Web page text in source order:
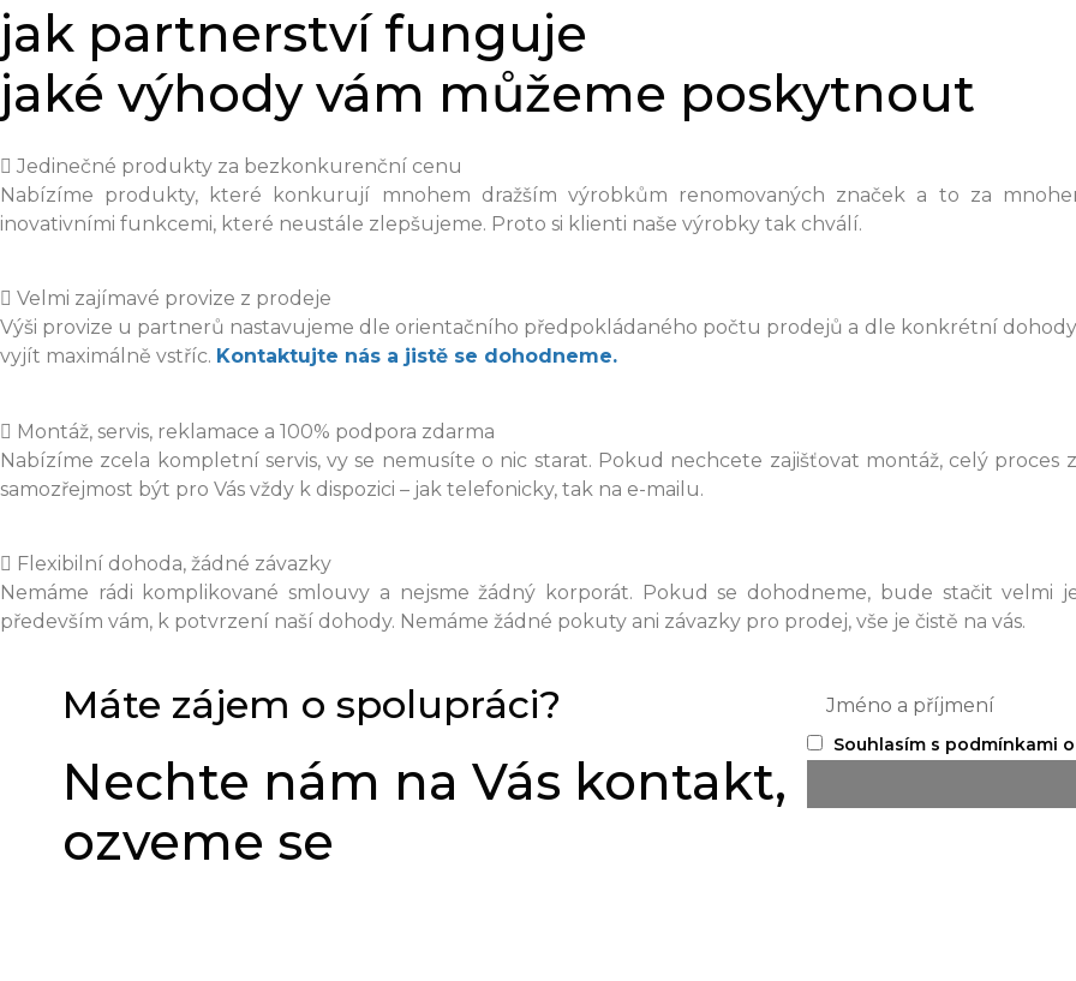
jak partnerství funguje
jaké výhody vám můžeme poskytnout
Jedinečné produkty za bezkonkurenční cenu
Nabízíme produkty, které konkurují mnohem dražším výrobkům renomovaných značek a to za
inovativními funkcemi, které neustále zlepšujeme. Proto si klienti naše výrobky tak chválí.
Velmi zajímavé provize z prodeje
Výši provize u partnerů nastavujeme dle orientačního předpokládaného počtu prodejů a dle konkrétní
vyjít maximálně vstříc. Kontaktujte nás a jistě se dohodneme.
Montáž, servis, reklamace a 100% podpora zdarma
Nabízíme zcela kompletní servis, vy se nemusíte o nic starat. Pokud nechcete zajišťovat montáž, celý proces
samozřejmost být pro Vás vždy k dispozici – jak telefonicky, tak na e-mailu.
Flexibilní dohoda, žádné závazky
Nemáme rádi komplikované smlouvy a nejsme žádný korporát. Pokud se dohodneme, bude stačit velmi
především vám, k potvrzení naší dohody. Nemáme žádné pokuty ani závazky pro prodej, vše je čistě na vás.
Máte zájem o spolupráci?
Nechte nám na Vás kontakt,
ozveme se
Souhlasím s podmínkami